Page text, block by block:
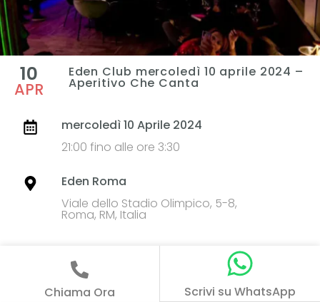
10
APR
Eden Club mercoledì 10 aprile 2024 –
Aperitivo Che Canta
mercoledì 10 Aprile 2024
21:00 fino alle ore 3:30
Eden Roma
Viale dello Stadio Olimpico, 5-8,
Roma, RM, Italia
Chiama Ora Scrivi su WhatsApp